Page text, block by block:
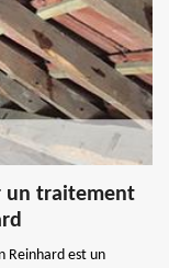
un traitement
Reinhard est un